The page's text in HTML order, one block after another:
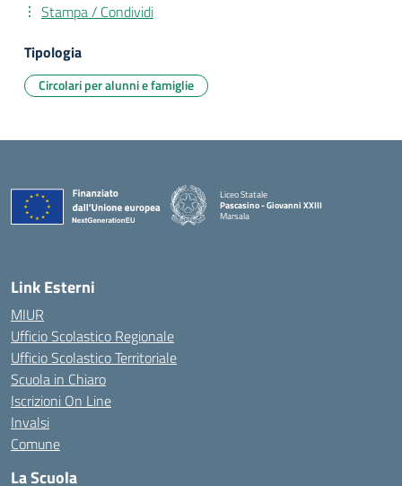
Stampa / Condividi
Tipologia
Circolari per alunni e famiglie
Liceo Statale
Pascasino - Giovanni XXIII
Marsala
Link Esterni
MIUR
Ufficio Scolastico Regionale
Ufficio Scolastico Territoriale
Scuola in Chiaro
Iscrizioni On Line
Invalsi
Comune
La Scuola